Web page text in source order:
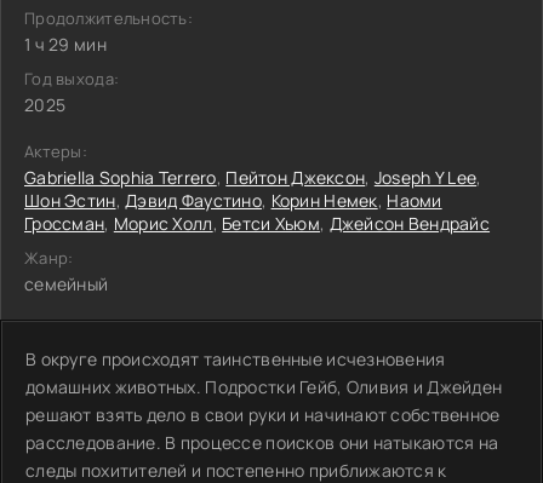
Продолжительность:
1 ч 29 мин
Год выхода:
2025
Актеры:
Gabriella Sophia Terrero, Пейтон Джексон, Joseph Y Lee,
Шон Эстин,Дэвид Фаустино, Корин Немек, Наоми
Гроссман, Морис Холл, Бетси Хьюм, Джейсон Вендрайс
Жанр:
семейный
В округе происходят таинственные исчезновения
домашних животных. Подростки Гейб, Оливия и Джейден
решают взять дело в свои руки и начинают собственное
расследование. В процессе поисков они натыкаются на
следы похитителей и постепенно приближаются к